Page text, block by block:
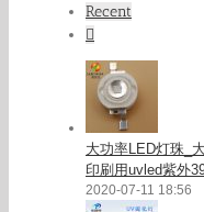
Recent
大功率LED灯珠_
印刷用uvled紫外
2020-07-11 18:56